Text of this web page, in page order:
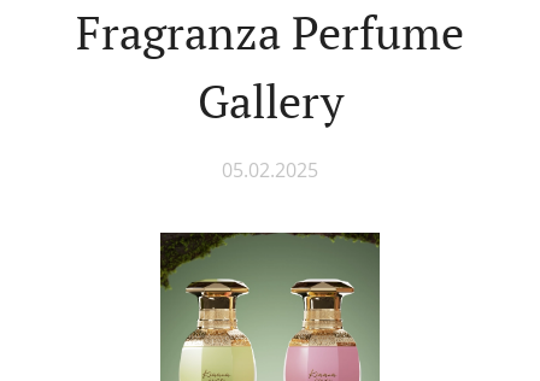
Fragranza Perfume
Gallery
05.02.2025